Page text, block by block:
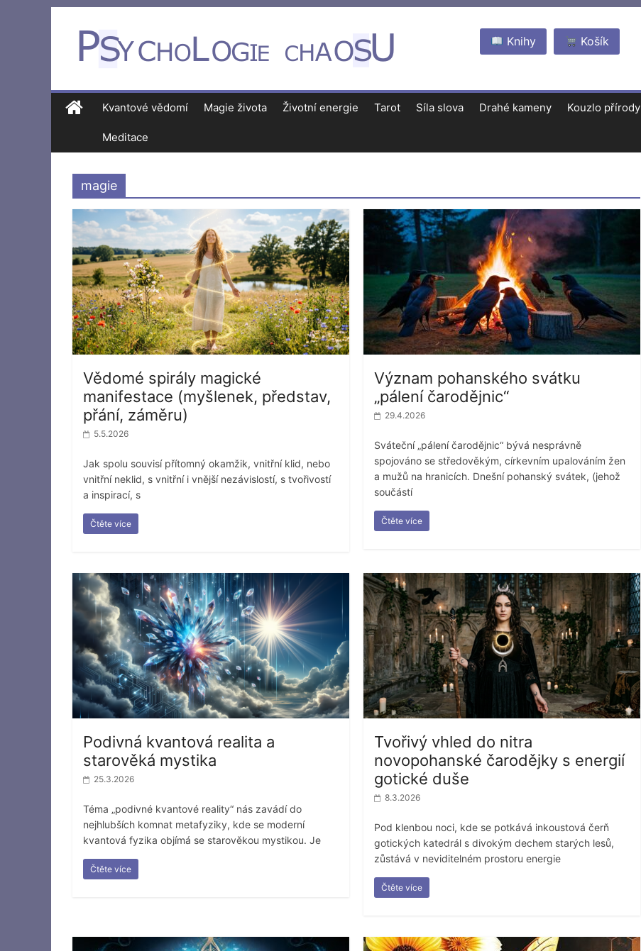
Košík
Knihy
Kvantové vědomí Magie života Životní energie Tarot Síla slova Drahé kameny Kouzlo přírody
Meditace
magie
Vědomé spirály magické
manifestace (myšlenek, představ,
přání, záměru)
5.5.2026
Jak spolu souvisí přítomný okamžik, vnitřní klid, nebo
vnitřní neklid, s vnitřní i vnější nezávislostí, s tvořivostí
a inspirací, s
Čtěte více
Význam pohanského svátku
„pálení čarodějnic“
29.4.2026
Sváteční „pálení čarodějnic“ bývá nesprávně
spojováno se středověkým, církevním upalováním žen
a mužů na hranicích. Dnešní pohanský svátek, (jehož
součástí
Čtěte více
Podivná kvantová realita a
starověká mystika
25.3.2026
Téma „podivné kvantové reality“ nás zavádí do
nejhlubších komnat metafyziky, kde se moderní
kvantová fyzika objímá se starověkou mystikou. Je
Čtěte více
Tvořivý vhled do nitra
novopohanské čarodějky s energií
gotické duše
8.3.2026
Pod klenbou noci, kde se potkává inkoustová čerň
gotických katedrál s divokým dechem starých lesů,
zůstává v neviditelném prostoru energie
Čtěte více